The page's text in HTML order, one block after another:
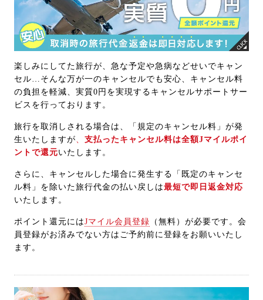
楽しみにしてた旅行が、急な予定や急病などせいでキャン
セル…そんな万が一のキャンセルでも安心、キャンセル料
の負担を軽減、実質0円を実現するキャンセルサポートサー
ビスを行っております。
旅行を取消しされる場合は、「規定のキャンセル料」が発
生いたしますが
支払ったキャンセル料は全額Jマイルポイ
ントで還元いたします。
さらに、キャンセルした場合に発生する「既定のキャンセ
ル料」を除いた旅行代金の払い戻しは最短で即日返金対応
いたします。
ポイント還元にはJマイル会員登録 （無料）が必要です。会
員登録がお済みでない方はご予約前に登録をお願いいたし
ます。